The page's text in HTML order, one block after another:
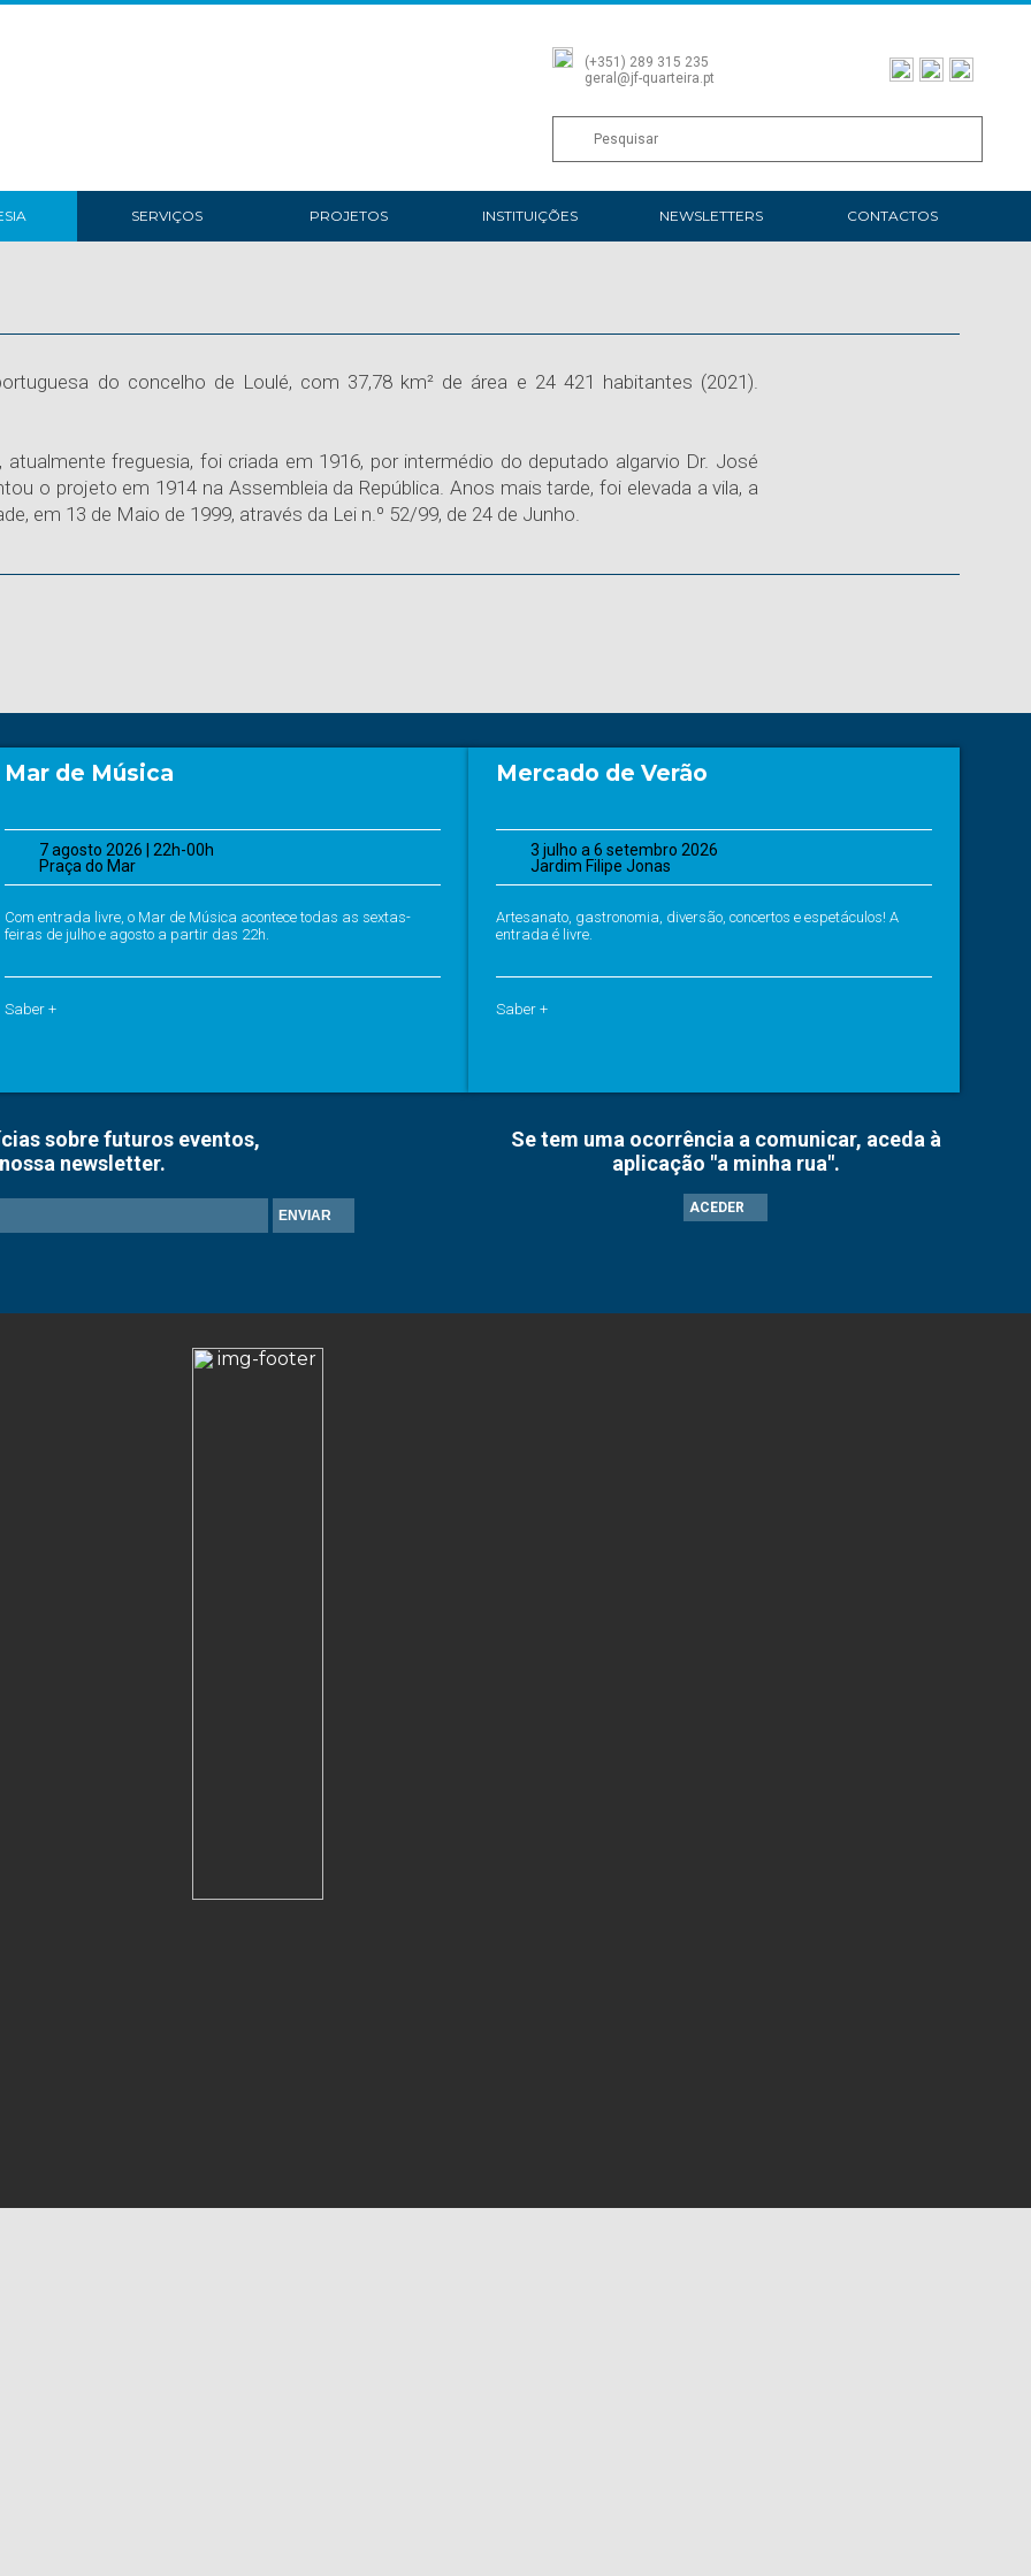
(+351) 289 315 235
geral@jf-quarteira.pt
SERVIÇOS PROJETOS INSTITUIÇÕES NEWSLETTERS CONTACTOS
do concelho de Loulé, com 37,78 km² de área e 24 421 habitantes (2021).
atualmente freguesia, foi criada em 1916, por intermédio do deputado algarvio Dr. José
o projeto em 1914 na Assembleia da República. Anos mais tarde, foi elevada a vila, a
em 13 de Maio de 1999, através da Lei n.º 52/99, de 24 de Junho.
Mar de Música
7 agosto 2026 | 22h-00h
Praça do Mar
Com entrada livre, o Mar de Música acontece todas as sextas-
feiras de julho e agosto a partir das 22h.
Saber +
Mercado de Verão
3 julho a 6 setembro 2026
Jardim Filipe Jonas
Artesanato, gastronomia, diversão, concertos e espetáculos! A
entrada é livre.
Saber +
sobre futuros eventos,
newsletter.
ENVIAR
Se tem uma ocorrência a comunicar, aceda à
aplicação "a minha rua".
ACEDER